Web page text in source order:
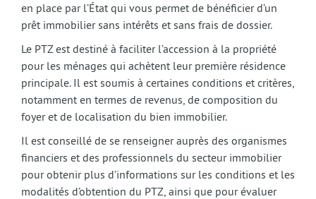
en place par l’État qui vous permet de bénéficier d’un
prêt immobilier sans intérêts et sans frais de dossier.
Le PTZ est destiné à faciliter l’accession à la propriété
pour les ménages qui achètent leur première résidence
principale. Il est soumis à certaines conditions et critères,
notamment en termes de revenus, de composition du
foyer et de localisation du bien immobilier.
Il est conseillé de se renseigner auprès des organismes
financiers et des professionnels du secteur immobilier
pour obtenir plus d’informations sur les conditions et les
modalités d’obtention du PTZ, ainsi que pour évaluer